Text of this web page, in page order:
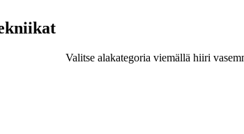
Valitse alakategoria viemällä hiiri